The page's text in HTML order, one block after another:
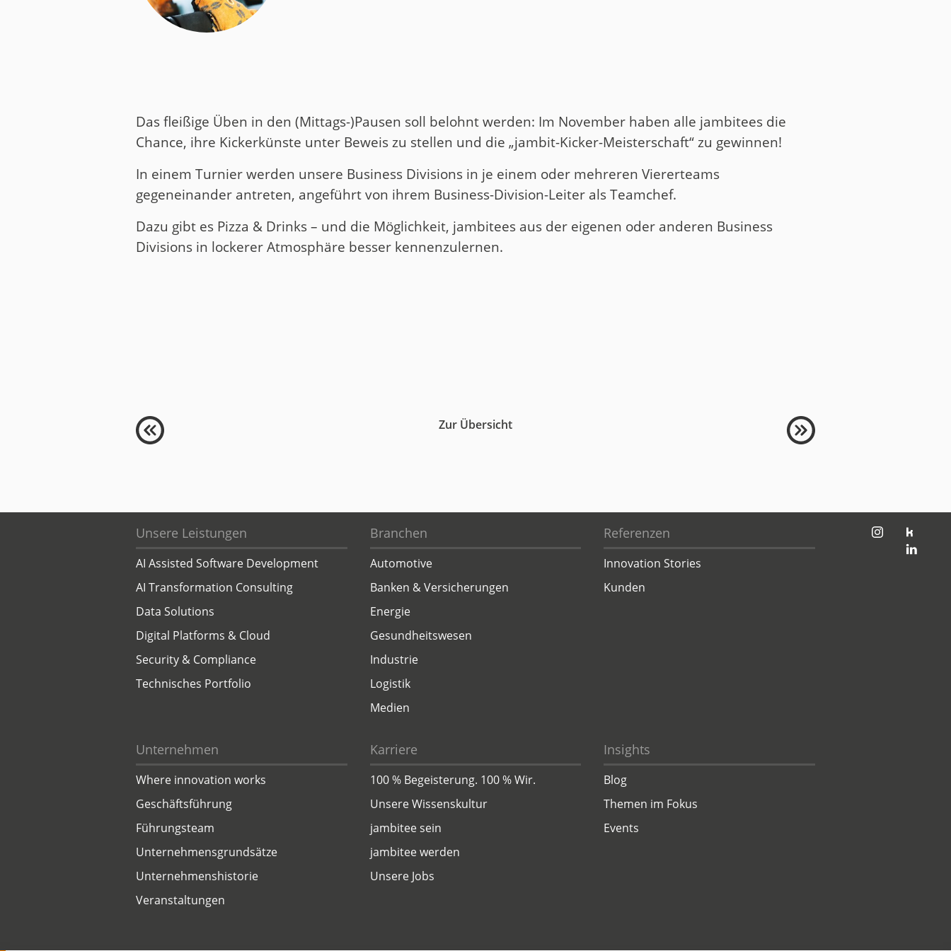
Code of Conduct
Das fleißige Üben in den (Mittags-)Pausen soll belohnt werden: Im November haben alle jambitees die
Chance, ihre Kickerkünste unter Beweis zu stellen und die „jambit-Kicker-Meisterschaft“ zu gewinnen!
In einem Turnier werden unsere Business Divisions in je einem oder mehreren Viererteams
gegeneinander antreten, angeführt von ihrem Business-Division-Leiter als Teamchef.
Dazu gibt es Pizza & Drinks – und die Möglichkeit, jambitees aus der eigenen oder anderen Business
Divisions in lockerer Atmosphäre besser kennenzulernen.
Zur Übersicht
Unsere Leistungen
AI Assisted Software Development
AI Transformation Consulting
Data Solutions
Digital Platforms & Cloud
Security & Compliance
Technisches Portfolio
Branchen
Automotive
Banken & Versicherungen
Energie
Gesundheitswesen
Industrie
Logistik
Medien
Referenzen
Innovation Stories
Kunden
Unternehmen
Where innovation works
Geschäftsführung
Führungsteam
Unternehmensgrundsätze
Unternehmenshistorie
Veranstaltungen
Karriere
100 % Begeisterung. 100 % Wir.
Unsere Wissenskultur
jambitee sein
jambitee werden
Unsere Jobs
Insights
Blog
Themen im Fokus
Events
jambit auf instagramjambit auf kununu
jambit auf linkedin